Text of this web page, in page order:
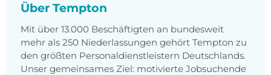
Über Tempton
Mit über 13.000 Beschäftigten an bundesweit
mehr als 250 Niederlassungen gehört Tempton zu
den größten Personaldienstleistern Deutschlands.
Unser gemeinsames Ziel: motivierte Jobsuchende